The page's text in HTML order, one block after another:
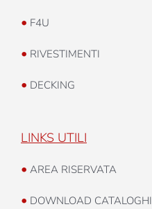
• F4U
• RIVESTIMENTI
• DECKING
LINKS UTILI
• AREA RISERVATA
• DOWNLOAD CATALOGHI